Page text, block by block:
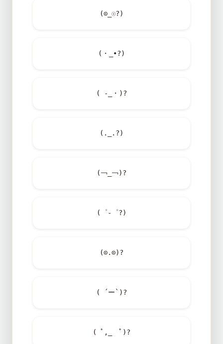
(⊙_☉?)
(・_•?)
( -_・)?
(._.?)
(￢_￢)?
(゜-゜?)
(⊙.⊙)?
( ´ー`)?
( ﾟ,_ゝﾟ)?